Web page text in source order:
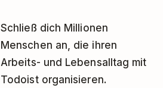
Schließ dich Millionen
Menschen an, die ihren
Arbeits- und Lebensalltag mit
Todoist organisieren.